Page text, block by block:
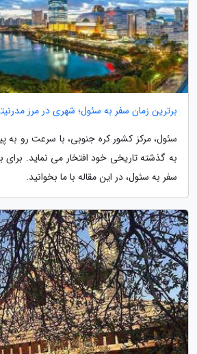
برترین زمان سفر به سئول؛ شهری در مرز
سئول، مرکز کشور کره جنوبی، با سرعت رو به
به گذشته تاریخی خود افتخار می نماید. برای
سفر به سئول، در این مقاله با ما بخوانید.